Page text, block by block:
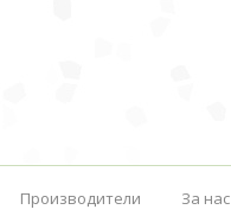
Производители За нас